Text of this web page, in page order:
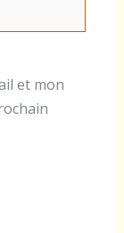
et mon